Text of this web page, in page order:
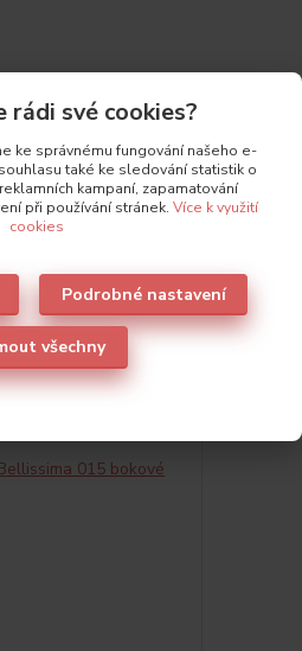
Bellissima
rádi své cookies?
ke správnému fungování našeho e-
také ke sledování statistik o
kampaní, zapamatování
při používání stránek. Více k využití
cookies
Podrobné nastavení
všechny